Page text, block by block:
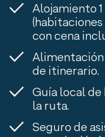
Alojamiento
con cena
de itinerario.
Guía local
la ruta.
Seguro de